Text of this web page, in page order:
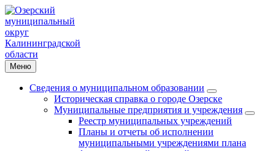
Меню
Сведения о муниципальном образовании
Историческая справка о городе Озерске
Муниципальные предприятия и учреждения
Реестр муниципальных учреждений
Планы и отчеты об исполнении
муниципальными учреждениями плана